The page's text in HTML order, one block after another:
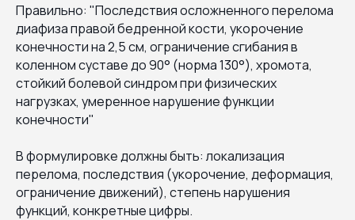
Правильно: "Последствия осложненного перелома
диафиза правой бедренной кости, укорочение
конечности на 2,5 см, ограничение сгибания в
коленном суставе до 90° (норма 130°), хромота,
стойкий болевой синдром при физических
нагрузках, умеренное нарушение функции
конечности"
В формулировке должны быть: локализация
перелома, последствия (укорочение, деформация,
ограничение движений), степень нарушения
функций, конкретные цифры.